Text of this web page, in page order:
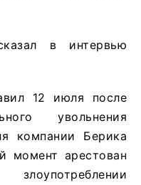
в интервью
12 июля после
увольнения
компании Берика
момент арестован